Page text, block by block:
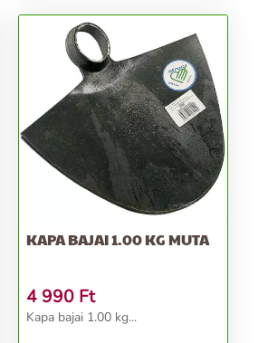
KAPA BAJAI 1.00 KG MUTA
4 990 Ft
Kapa bajai 1.00 kg...